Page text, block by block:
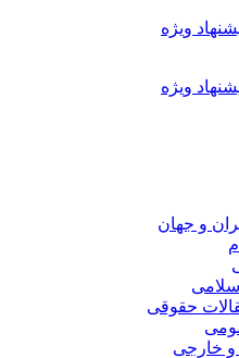
ویژه
ویژه
و جهان
حقوقی
و خارجی